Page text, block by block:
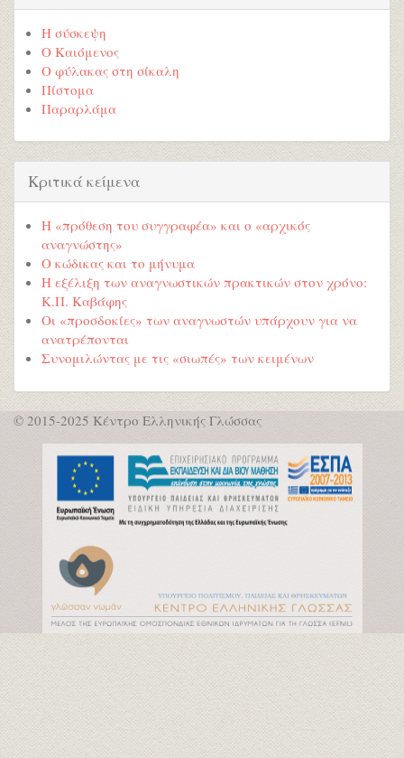
Η σύσκεψη
Ο Καιόμενος
Ο φύλακας στη σίκαλη
Πίστομα
Παραρλάμα
Κριτικά κείμενα
Η «πρόθεση του συγγραφέα» και ο «αρχικός
αναγνώστης»
Ο κώδικας και το μήνυμα
Η εξέλιξη των αναγνωστικών πρακτικών στον χρόνο:
Κ.Π. Καβάφης
Οι «προσδοκίες» των αναγνωστών υπάρχουν για να
ανατρέπονται
Συνομιλώντας με τις «σιωπές» των κειμένων
© 2015-2025 Κέντρο Ελληνικής Γλώσσας